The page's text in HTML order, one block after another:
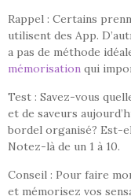
Rappel : Certains
utilisent des App.
a pas de méthode
mémorisation qui
Test : Savez-vous
et de saveurs
bordel organisé? Est-
Notez-là de un 1 à 10.
Conseil : Pour faire
et mémorisez vos